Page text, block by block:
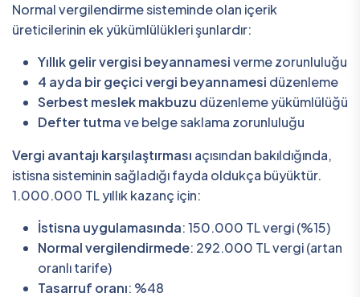
Normal vergilendirme sisteminde olan içerik
üreticilerinin ek yükümlülükleri şunlardır:
Yıllık gelir vergisi beyannamesiverme zorunluluğu
4 ayda bir geçici vergi beyannamesi düzenleme
Serbest meslek makbuzu düzenleme yükümlülüğü
Defter tutmave belge saklama zorunluluğu
Vergi avantajı karşılaştırması açısından bakıldığında,
istisna sisteminin sağladığı fayda oldukça büyüktür.
1.000.000 TL yıllık kazanç için:
İstisna uygulamasında: 150.000 TL vergi (%15)
Normal vergilendirmede: 292.000 TL vergi (artan
oranlı tarife)
Tasarruf oranı: %48